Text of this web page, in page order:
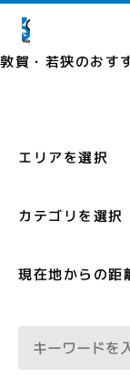
敦賀・若狭のおす
エリアを選択
カテゴリを選択
現在地からの距